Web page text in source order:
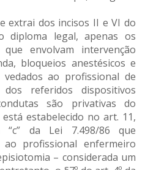
extrai dos incisos II e VI do
diploma legal, apenas os
envolvam intervenção
bloqueios anestésicos e
ao profissional de
referidos dispositivos
são privativas do
estabelecido no art. 11,
“c” da Lei 7.498/86 que
ao profissional enfermeiro
– considerada um